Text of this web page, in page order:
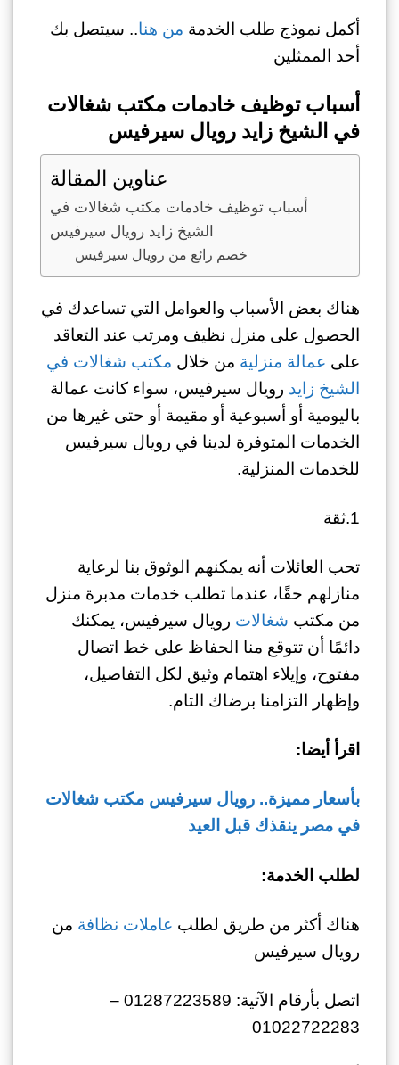
أكمل نموذج طلب الخدمة من هنا.. سيتصل بك
أحد الممثلين
أسباب توظيف خادمات مكتب شغالات
في الشيخ زايد رويال سيرفيس
عناوين المقالة
أسباب توظيف خادمات مكتب شغالات في
الشيخ زايد رويال سيرفيس
خصم رائع من رويال سيرفيس
هناك بعض الأسباب والعوامل التي تساعدك في
الحصول على منزل نظيف ومرتب عند التعاقد
على عمالة منزلية من خلال مكتب شغالات في
الشيخ زايد رويال سيرفيس، سواء كانت عمالة
باليومية أو أسبوعية أو مقيمة أو حتى غيرها من
الخدمات المتوفرة لدينا في رويال سيرفيس
للخدمات المنزلية.
1.ثقة
تحب العائلات أنه يمكنهم الوثوق بنا لرعاية
منازلهم حقًا، عندما تطلب خدمات مدبرة منزل
من مكتب شغالات رويال سيرفيس، يمكنك
دائمًا أن تتوقع منا الحفاظ على خط اتصال
مفتوح، وإيلاء اهتمام وثيق لكل التفاصيل،
وإظهار التزامنا برضاك التام.
اقرأ أيضا:
بأسعار مميزة.. رويال سيرفيس مكتب شغالات
في مصر ينقذك قبل العيد
لطلب الخدمة:
هناك أكثر من طريق لطلب عاملات نظافة من
رويال سيرفيس
اتصل بأرقام الآتية: 01287223589 –
01022722283